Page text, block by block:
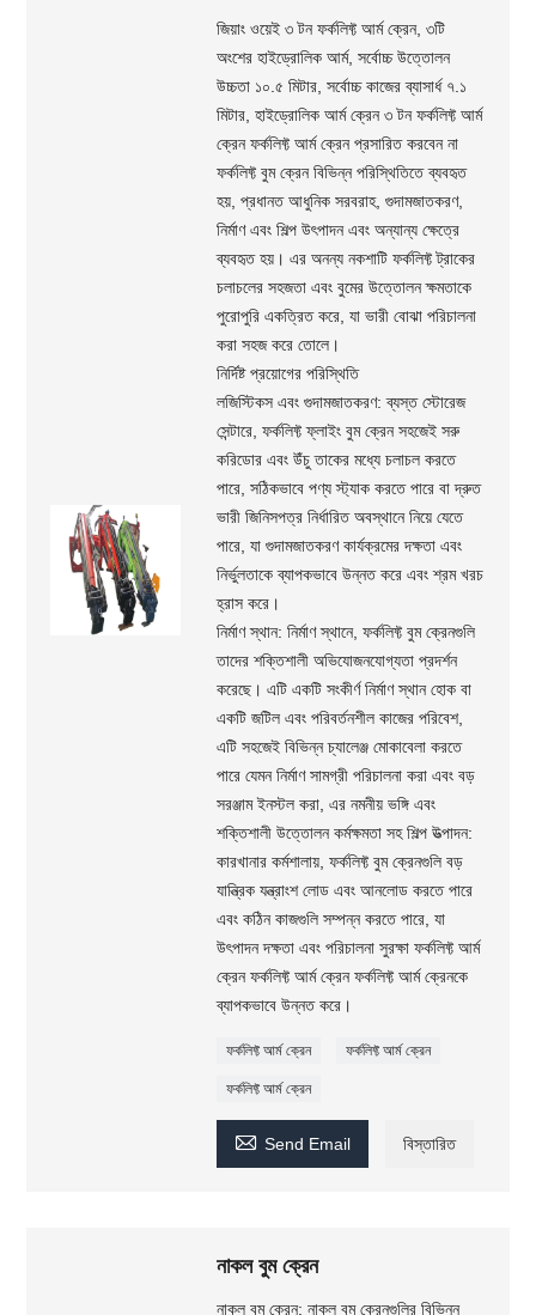
জিয়াং ওয়েই ৩ টন ফর্কলিফ্ট আর্ম ক্রেন, ৩টি
অংশের হাইড্রোলিক আর্ম, সর্বোচ্চ উত্তোলন
উচ্চতা ১০.৫ মিটার, সর্বোচ্চ কাজের ব্যাসার্ধ ৭.১
মিটার, হাইড্রোলিক আর্ম ক্রেন ৩ টন ফর্কলিফ্ট আর্ম
ক্রেন ফর্কলিফ্ট আর্ম ক্রেন প্রসারিত করবেন না
ফর্কলিফ্ট বুম ক্রেন বিভিন্ন পরিস্থিতিতে ব্যবহৃত
হয়, প্রধানত আধুনিক সরবরাহ, গুদামজাতকরণ,
নির্মাণ এবং শিল্প উৎপাদন এবং অন্যান্য ক্ষেত্রে
ব্যবহৃত হয়। এর অনন্য নকশাটি ফর্কলিফ্ট ট্রাকের
চলাচলের সহজতা এবং বুমের উত্তোলন ক্ষমতাকে
পুরোপুরি একত্রিত করে, যা ভারী বোঝা পরিচালনা
করা সহজ করে তোলে।
নির্দিষ্ট প্রয়োগের পরিস্থিতি
লজিস্টিকস এবং গুদামজাতকরণ: ব্যস্ত স্টোরেজ
সেন্টারে, ফর্কলিফ্ট ফ্লাইং বুম ক্রেন সহজেই সরু
করিডোর এবং উঁচু তাকের মধ্যে চলাচল করতে
পারে, সঠিকভাবে পণ্য স্ট্যাক করতে পারে বা দ্রুত
ভারী জিনিসপত্র নির্ধারিত অবস্থানে নিয়ে যেতে
পারে, যা গুদামজাতকরণ কার্যক্রমের দক্ষতা এবং
নির্ভুলতাকে ব্যাপকভাবে উন্নত করে এবং শ্রম খরচ
হ্রাস করে।
নির্মাণ স্থান: নির্মাণ স্থানে, ফর্কলিফ্ট বুম ক্রেনগুলি
তাদের শক্তিশালী অভিযোজনযোগ্যতা প্রদর্শন
করেছে। এটি একটি সংকীর্ণ নির্মাণ স্থান হোক বা
একটি জটিল এবং পরিবর্তনশীল কাজের পরিবেশ,
এটি সহজেই বিভিন্ন চ্যালেঞ্জ মোকাবেলা করতে
পারে যেমন নির্মাণ সামগ্রী পরিচালনা করা এবং বড়
সরঞ্জাম ইনস্টল করা, এর নমনীয় ভঙ্গি এবং
শক্তিশালী উত্তোলন কর্মক্ষমতা সহ শিল্প উত্পাদন:
কারখানার কর্মশালায়, ফর্কলিফ্ট বুম ক্রেনগুলি বড়
যান্ত্রিক যন্ত্রাংশ লোড এবং আনলোড করতে পারে
এবং কঠিন কাজগুলি সম্পন্ন করতে পারে, যা
উৎপাদন দক্ষতা এবং পরিচালনা সুরক্ষা ফর্কলিফ্ট আর্ম
ক্রেন ফর্কলিফ্ট আর্ম ক্রেন ফর্কলিফ্ট আর্ম ক্রেনকে
ব্যাপকভাবে উন্নত করে।
ফর্কলিফ্ট আর্ম ক্রেন ফর্কলিফ্ট আর্ম ক্রেন
ফর্কলিফ্ট আর্ম ক্রেন
 Send Email বিস্তারিত
নাকল বুম ক্রেন
নাকল বুম ক্রেন: নাকল বুম ক্রেনগুলির বিভিন্ন